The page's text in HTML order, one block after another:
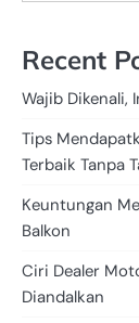
Recent
Wajib Dikenali,
Tips
Terbaik Tanpa
Keuntungan
Balkon
Ciri Dealer
Diandalkan